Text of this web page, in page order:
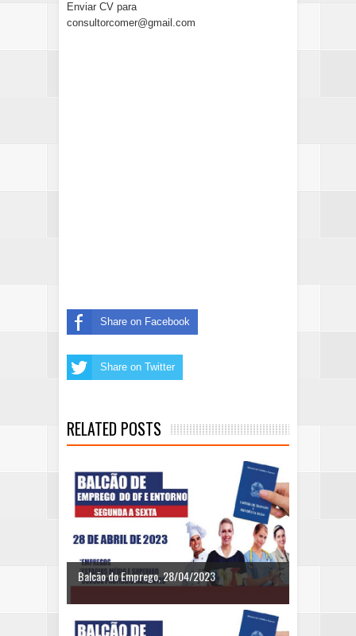
Enviar CV para
consultorcomer@gmail.com
Share on Facebook
Share on Twitter
RELATED POSTS
Balcão do Emprego, 28/04/2023